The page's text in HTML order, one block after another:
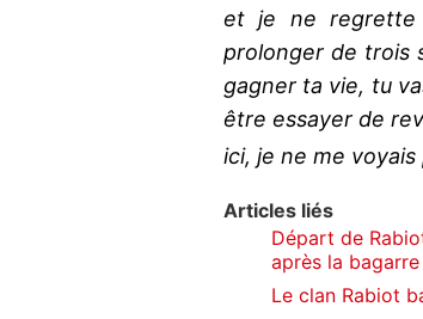
et je ne regrette
prolonger de trois
gagner ta vie, tu
être essayer de
ici, je ne me
Articles liés
Départ de
après la
Le clan Rabiot